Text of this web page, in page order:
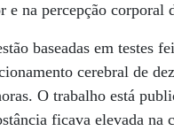
e na percepção corporal
baseadas em testes
cerebral de
O trabalho está
ficava elevada na